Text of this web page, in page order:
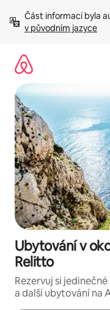
obsah
Část informací byla
v původním jazyce
Ubytování v
Relitto
Rezervuj si
a další ubytování na